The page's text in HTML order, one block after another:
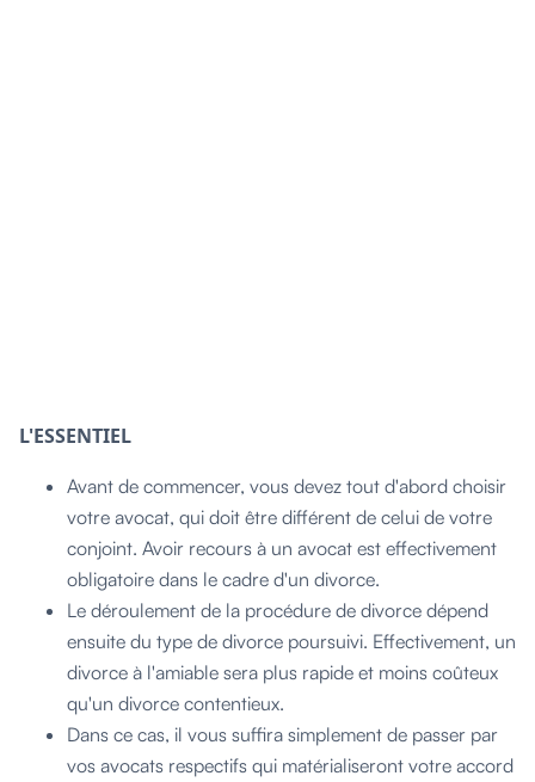
L'ESSENTIEL
Avant de commencer, vous devez tout d'abord choisir
votre avocat, qui doit être différent de celui de votre
conjoint. Avoir recours à un avocat est effectivement
obligatoire dans le cadre d'un divorce.
Le déroulement de la procédure de divorce dépend
ensuite du type de divorce poursuivi. Effectivement, un
divorce à l'amiable sera plus rapide et moins coûteux
qu'un divorce contentieux.
Dans ce cas, il vous suffira simplement de passer par
vos avocats respectifs qui matérialiseront votre accord